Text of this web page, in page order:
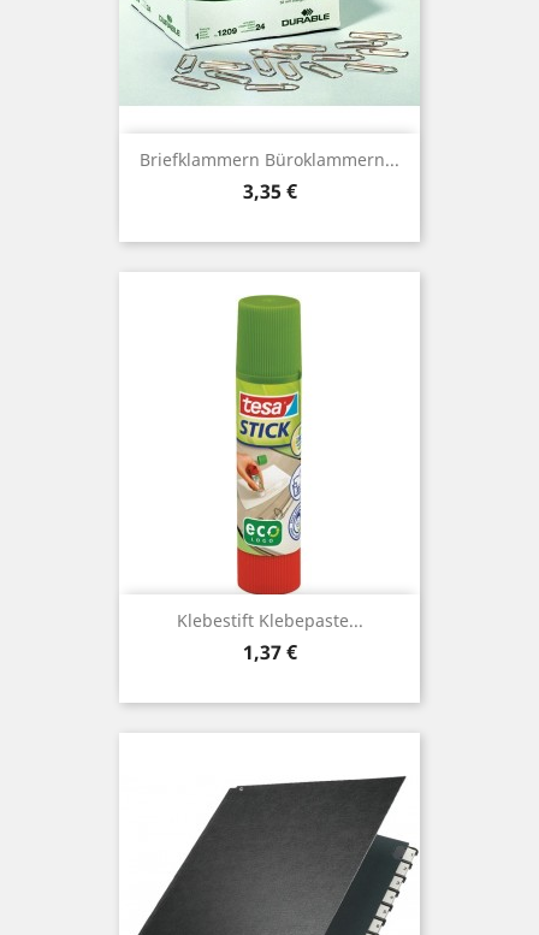
Briefklammern Büroklammern...
Preis
3,35 €
Klebestift Klebepaste...
Preis
1,37 €